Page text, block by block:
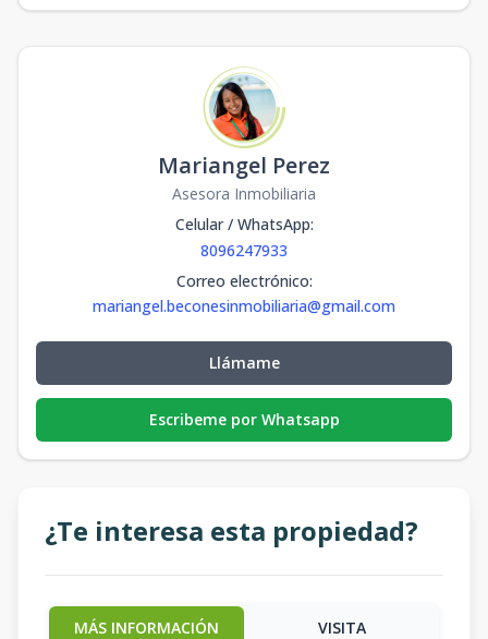
Mariangel Perez
Asesora Inmobiliaria
Celular / WhatsApp:
8096247933
Correo electrónico:
mariangel.beconesinmobiliaria@gmail.com
Llámame
Escribeme por Whatsapp
¿Te interesa esta propiedad?
MÁS INFORMACIÓN VISITA